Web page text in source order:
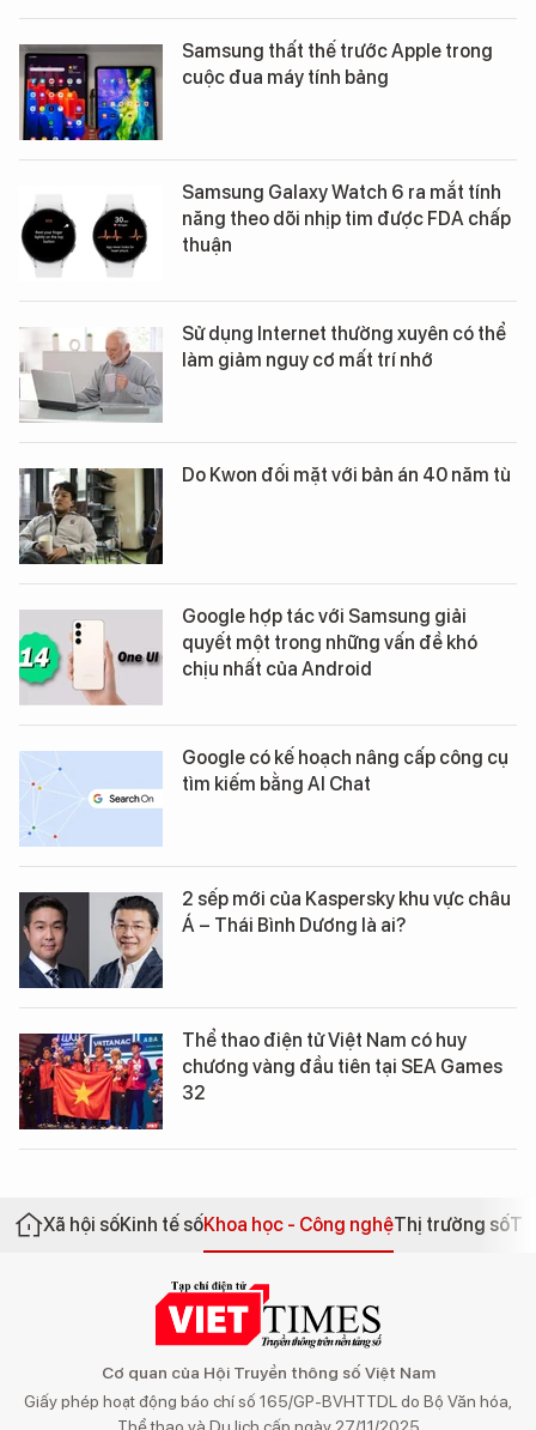
Samsung thất thế trước Apple trong
cuộc đua máy tính bảng
Samsung Galaxy Watch 6 ra mắt tính
năng theo dõi nhịp tim được FDA chấp
thuận
Sử dụng Internet thường xuyên có thể
làm giảm nguy cơ mất trí nhớ
Do Kwon đối mặt với bản án 40 năm tù
Google hợp tác với Samsung giải
quyết một trong những vấn đề khó
chịu nhất của Android
Google có kế hoạch nâng cấp công cụ
tìm kiếm bằng AI Chat
2 sếp mới của Kaspersky khu vực châu
Á – Thái Bình Dương là ai?
Thể thao điện tử Việt Nam có huy
chương vàng đầu tiên tại SEA Games
32
Xã hội sốKinh tế sốKhoa học - Công nghệThị trường số
Cơ quan của Hội Truyền thông số Việt Nam
Giấy phép hoạt động báo chí số 165/GP-BVHTTDL do Bộ Văn hóa,
Thể thao và Du lịch cấp ngày 27/11/2025